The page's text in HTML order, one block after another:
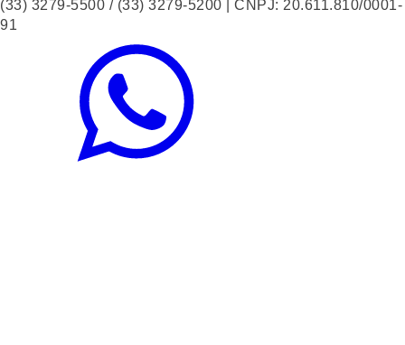
(33) 3279-5500 / (33) 3279-5200 | CNPJ: 20.611.810/0001-
91